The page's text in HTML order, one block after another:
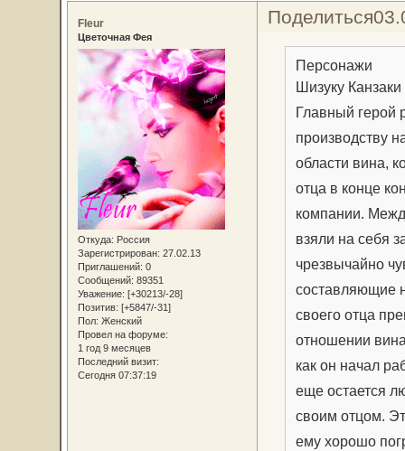
Поделиться
Fleur
Цветочная Фея
Откуда: Россия
Зарегистрирован: 27.02.13
Приглашений: 0
Сообщений: 89351
Уважение: [+30213/-28]
Позитив: [+5847/-31]
Пол: Женский
Провел на форуме:
1 год 9 месяцев
Последний визит:
Сегодня 07:37:19
Персонажи
Шизуку
Главный герой
производству
области вина,
отца в конце
компании.
взяли на себя
чрезвычайно
составляющие
своего отца
отношении
как он начал
еще остается
своим отцом.
ему хорошо